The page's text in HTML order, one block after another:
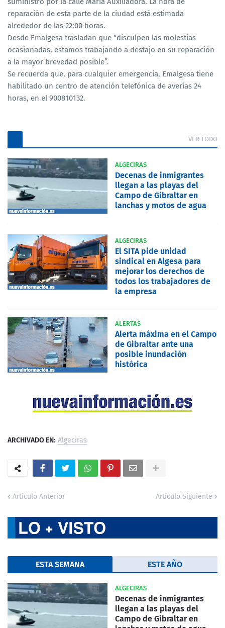
reparación de esta parte de la ciudad está estimada
alrededor de las 22:00 horas.
Desde Emalgesa trasladan que “disculpen las molestias
ocasionadas, estamos trabajando a destajo en su reparación
a la mayor brevedad posible”.
Se recuerda que, para cualquier emergencia, Emalgesa tiene
habilitado un centro de atención telefónica de averías 24
horas, en el 900810132.
VER TODO
ALGECIRAS
Decenas de inmigrantes
llegan a las playas del
Campo de Gibraltar en
lanchas y motos de agua
ALGECIRAS
El SITA pide unidad
sindical en Algesa para
mejorar los derechos de
todos los trabajadores de
la empresa
ALERTAS
Alerta máxima en el Campo
de Gibraltar ante una
posible inundación
histórica
ARCHIVADO EN: Algeciras
Artículo Anterior Artículo Siguiente
ESTA SEMANA ESTE AÑO
ALGECIRAS
Decenas de inmigrantes
llegan a las playas del
Campo de Gibraltar en